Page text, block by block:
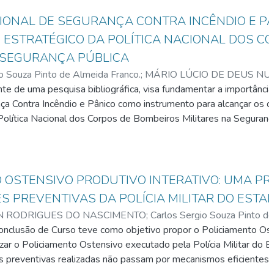
produzido pelos órgãos do sistema de inteligência de
federal e em alguns estados visando à integração e o
e gestão de conhecimentos essenciais nas ações de
Discutiu-se ainda, com gestores do Sistema de
por eles, na busca de dados e informações para a produção
DE SEGURANÇA CONTRA INCÊNDIO E
DA POLÍTICA NACIONAL DOS
PÚBLICA
Souza Pinto de Almeida Franco.; MÁRIO LÚCIO DE DEUS
de uma pesquisa bibliográfica, visa fundamentar a
Contra Incêndio e Pânico como instrumento para alcançar
Nacional dos Corpos de Bombeiros Militares na
e pânico. Discorre sobre os serviços de segurança contra
da Liga Nacional dos Corpos de Bombeiros Militares e
Militares na Segurança Pública, destacando os objetivos
Conclui que a instituição de um Código Nacional de
de integração, universalização, padronização e otimização
Militares no texto da Poítica Nacional, cria a base legal
de segurança pública, e promove um serviço mais eficiente
OSTENSIVO PRODUTIVO INTERATIVO: UMA
PREVENTIVAS DA POLÍCIA MILITAR DO
RODRIGUES DO NASCIMENTO; Carlos Sergio Souza Pinto
de Curso teve como objetivo propor o Policiamento
o Policiamento Ostensivo executado pela Polícia Militar do
preventivas realizadas não passam por mecanismos